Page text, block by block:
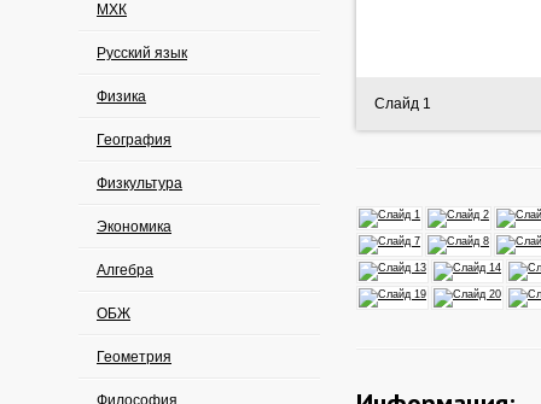
МХК
Русский язык
Физика
География
Физкультура
Экономика
Алгебра
ОБЖ
Геометрия
Философия
Слайд 1